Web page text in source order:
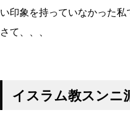
い印象を持っていなかった
さて、、、
イスラム教スンニ